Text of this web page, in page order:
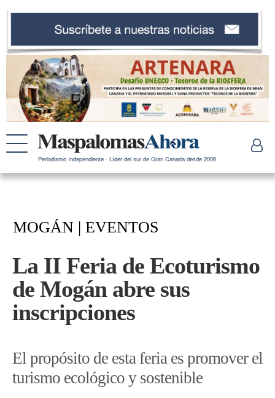
Periodismo Independiente · Líder del sur de Gran Canaria desde 2006
MOGÁN | EVENTOS
La II Feria de Ecoturismo
de Mogán abre sus
inscripciones
El propósito de esta feria es promover el
turismo ecológico y sostenible